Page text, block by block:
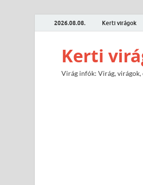
2026.08.08. Kerti virágok
Kerti
Virág infók: Virág, virágok,